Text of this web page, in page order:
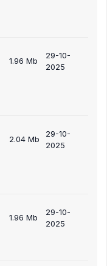
1.96 Mb
29-10-
2025
2.04 Mb
29-10-
2025
1.96 Mb
29-10-
2025